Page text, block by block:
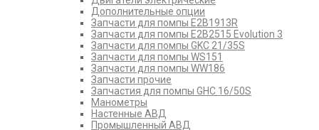
Дополнительные опции
Запчасти для помпы E2B1913R
Запчасти для помпы E2B2515 Evolution 3
Запчасти для помпы GKC 21/35S
Запчасти для помпы WS151
Запчасти для помпы WW186
Запчасти прочие
Запчастия для помпы GHC 16/50S
Манометры
Настенные АВД
Промышленный АВД